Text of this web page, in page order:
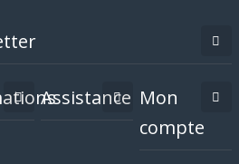
Assistance Mon
compte